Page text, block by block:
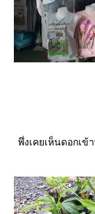
พึ่งเคยเห็นดอกเ